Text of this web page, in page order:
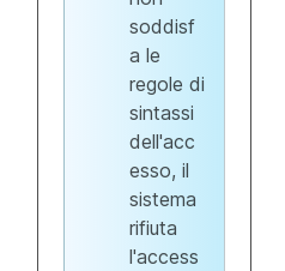
soddisf
a le
regole di
sintassi
dell'acc
esso, il
sistema
rifiuta
l'access